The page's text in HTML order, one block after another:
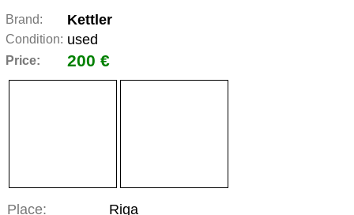
Brand: Kettler
Condition: used
Price: 200 €
Place: Riga